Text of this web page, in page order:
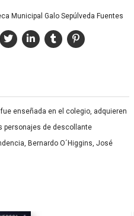
Municipal Galo Sepúlveda Fuentes
enseñada en el colegio, adquieren
personajes de descollante
Bernardo O´Higgins, José